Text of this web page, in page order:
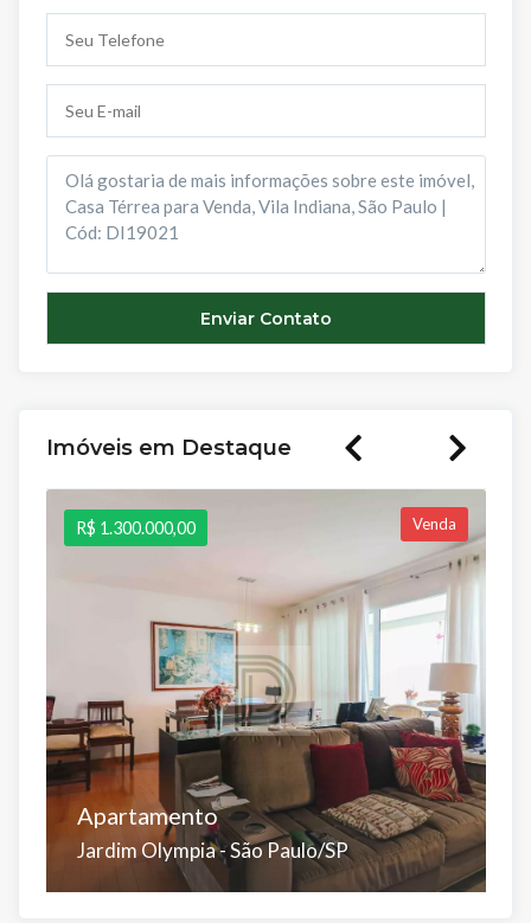
Imóveis em Destaque
R$ 1.300.000,00 Venda
Apartamento
Jardim Olympia - São Paulo/SP